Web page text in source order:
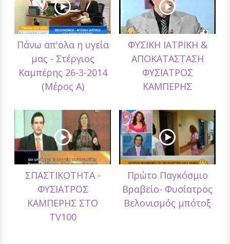
Πάνω απ'ολα η υγεία
μας - Στέργιος
Καμπέρης 26-3-2014
(Μέρος Α)
ΦΥΣΙΚΗ ΙΑΤΡΙΚΗ &
ΑΠΟΚΑΤΑΣΤΑΣΗ
ΦΥΣΙΑΤΡΟΣ
ΚΑΜΠΕΡΗΣ
ΣΠΑΣΤΙΚΟΤΗΤΑ -
ΦΥΣΙΑΤΡΟΣ
ΚΑΜΠΕΡΗΣ ΣΤΟ
TV100
Πρώτο Παγκόσμιο
Βραβείο- Φυσίατρος
Βελονισμός μπότοξ